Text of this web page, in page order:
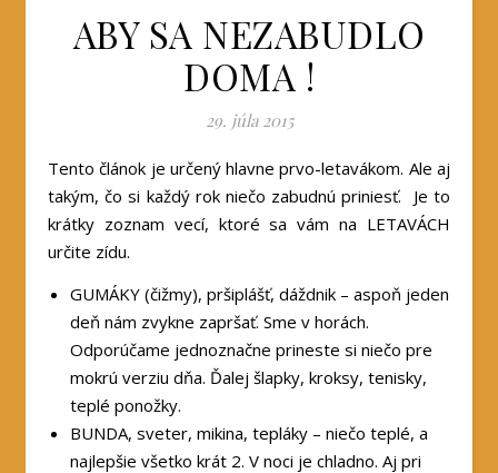
ABY SA NEZABUDLO
DOMA !
29. júla 2015
Tento článok je určený hlavne prvo-letavákom. Ale aj
takým, čo si každý rok niečo zabudnú priniesť. Je to
krátky zoznam vecí, ktoré sa vám na LETAVÁCH
určite zídu.
GUMÁKY (čižmy), pršiplášť, dáždnik – aspoň jeden
deň nám zvykne zapršať. Sme v horách.
Odporúčame jednoznačne prineste si niečo pre
mokrú verziu dňa. Ďalej šlapky, kroksy, tenisky,
teplé ponožky.
BUNDA, sveter, mikina, tepláky – niečo teplé, a
najlepšie všetko krát 2. V noci je chladno. Aj pri